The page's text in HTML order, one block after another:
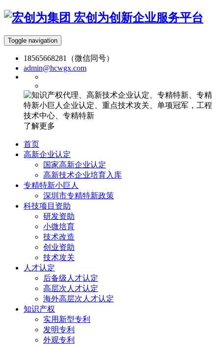
宏创为创新企业服务平台
Toggle navigation
18565668281（微信同号）
admin@hcwgx.com
了解更多
首页
高新企业认定
国家高新企业认定
高新技术企业培育入库
专精特新小巨人
深圳市专精特新政策
科技项目资助
研发资助
小微培育
技术改造
创业资助
技术攻关
人才认定
后备级人才认定
高层次人才认定
海外高层次人才认定
知识产权
实用新型专利
发明专利
外观专利